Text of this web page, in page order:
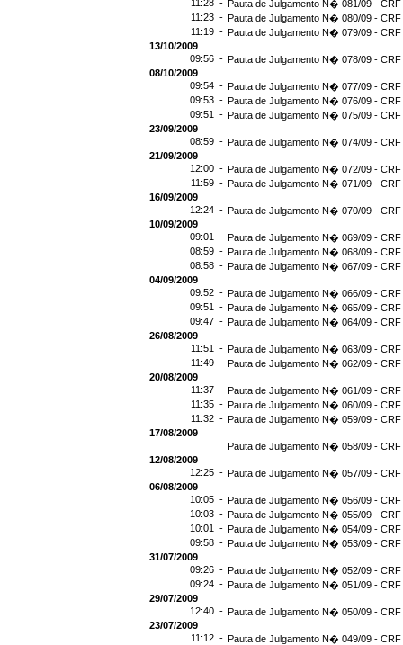
11:28 - Pauta de Julgamento N� 081/09 -
11:23 - Pauta de Julgamento N� 080/09 - CRF
11:19 - Pauta de Julgamento N� 079/09 - CRF
13/10/2009
09:56 - Pauta de Julgamento N� 078/09 - CRF
08/10/2009
09:54 - Pauta de Julgamento N� 077/09 - CRF
09:53 - Pauta de Julgamento N� 076/09 - CRF
09:51 - Pauta de Julgamento N� 075/09 - CRF
23/09/2009
08:59 - Pauta de Julgamento N� 074/09 - CRF
21/09/2009
12:00 - Pauta de Julgamento N� 072/09 - CRF
11:59 - Pauta de Julgamento N� 071/09 - CRF
16/09/2009
12:24 - Pauta de Julgamento N� 070/09 - CRF
10/09/2009
09:01 - Pauta de Julgamento N� 069/09 - CRF
08:59 - Pauta de Julgamento N� 068/09 - CRF
08:58 - Pauta de Julgamento N� 067/09 - CRF
04/09/2009
09:52 - Pauta de Julgamento N� 066/09 - CRF
09:51 - Pauta de Julgamento N� 065/09 - CRF
09:47 - Pauta de Julgamento N� 064/09 - CRF
26/08/2009
11:51 - Pauta de Julgamento N� 063/09 - CRF
11:49 - Pauta de Julgamento N� 062/09 - CRF
20/08/2009
11:37 - Pauta de Julgamento N� 061/09 - CRF
11:35 - Pauta de Julgamento N� 060/09 - CRF
11:32 - Pauta de Julgamento N� 059/09 - CRF
17/08/2009
Pauta de Julgamento N� 058/09 - CRF
12/08/2009
12:25 - Pauta de Julgamento N� 057/09 - CRF
06/08/2009
10:05 - Pauta de Julgamento N� 056/09 - CRF
10:03 - Pauta de Julgamento N� 055/09 - CRF
10:01 - Pauta de Julgamento N� 054/09 - CRF
09:58 - Pauta de Julgamento N� 053/09 - CRF
31/07/2009
09:26 - Pauta de Julgamento N� 052/09 - CRF
09:24 - Pauta de Julgamento N� 051/09 - CRF
29/07/2009
12:40 - Pauta de Julgamento N� 050/09 - CRF
23/07/2009
11:12 - Pauta de Julgamento N� 049/09 - CRF